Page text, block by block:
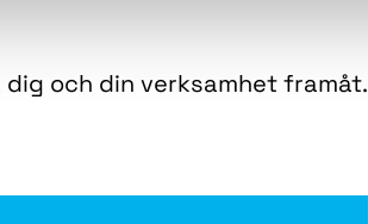
och din verksamhet framåt.